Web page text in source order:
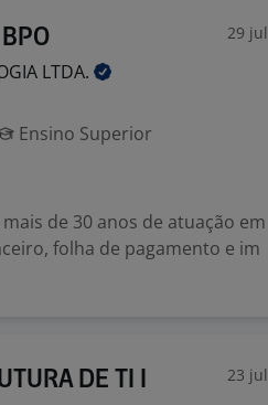
29 jul
LTDA.
Ensino Superior
de 30 anos de atuação em
folha de pagamento e im
DE TI I 23 jul